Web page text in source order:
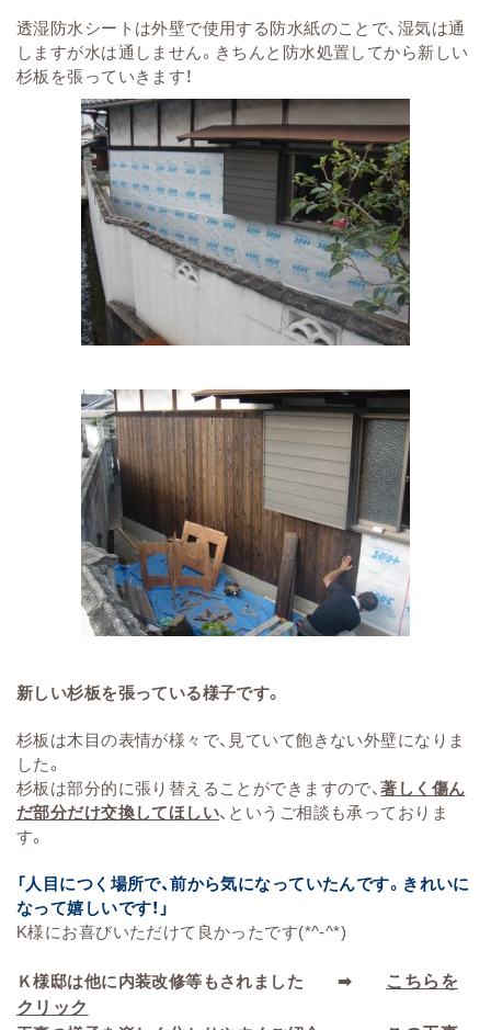
透湿防水シートは外壁で使用する防水紙のことで、湿気は通
しますが水は通しません。きちんと防水処置してから新しい
杉板を張っていきます！
新しい杉板を張っている様子です。
杉板は木目の表情が様々で、見ていて飽きない外壁になりま
した。
杉板は部分的に張り替えることができますので、著しく傷ん
だ部分だけ交換してほしい、というご相談も承っておりま
す。
「人目につく場所で、前から気になっていたんです。きれいに
なって嬉しいです！」
K様にお喜びいただけて良かったです(*^-^*)
Ｋ様邸は他に内装改修等もされました ➡ こちらを
クリック